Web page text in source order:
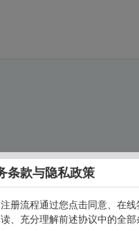
条款与隐私政策
册流程通过您点击同意、在线
、充分理解前述协议中的全部